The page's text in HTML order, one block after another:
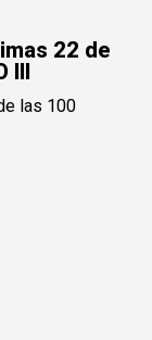
22 de
III